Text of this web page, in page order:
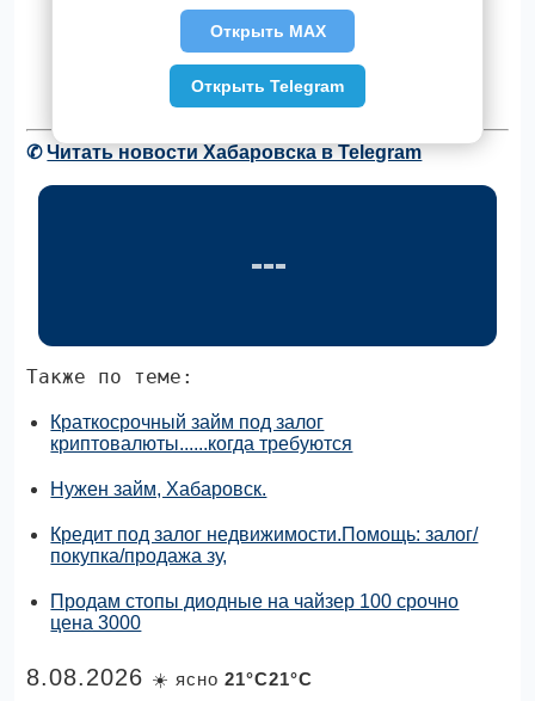
✆Читать новости Хабаровска в Telegram
Также по теме:
Краткосрочный займ под залог
криптовалюты......когда требуются
Нужен займ, Хабаровск.
Кредит под залог недвижимости.Помощь: залог/
покупка/продажа зу,
Продам стопы диодные на чайзер 100 срочно
цена 3000
Открыть MAX
Открыть Telegram
8.08.2026 ☀️ ясно21°C21°C